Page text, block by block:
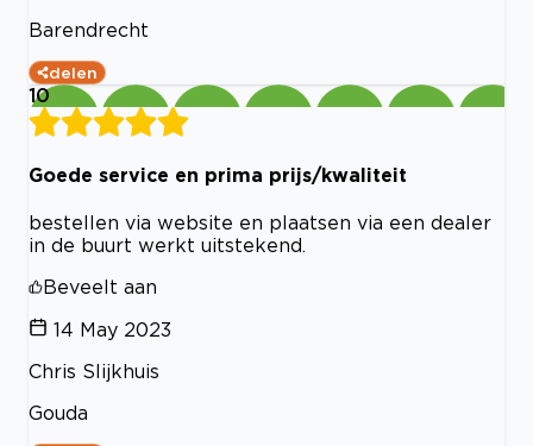
Barendrecht
delen
10
Goede service en prima prijs/kwaliteit
bestellen via website en plaatsen via een dealer
in de buurt werkt uitstekend.
Beveelt aan
14 May 2023
Chris Slijkhuis
Gouda